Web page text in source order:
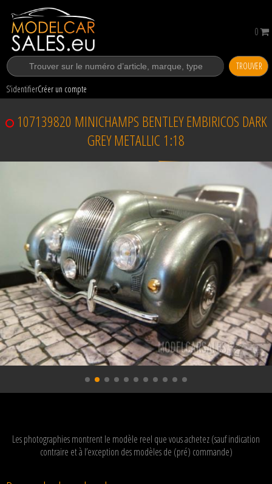
TROUVER
S’identifierCréer un compte
0
107139820 MINICHAMPS BENTLEY EMBIRICOS DARK
GREY METALLIC 1:18
Vendu
Les photographies montrent le modèle reel que vous achetez (sauf indication
contraire et à l’exception des modèles de (pré) commande)